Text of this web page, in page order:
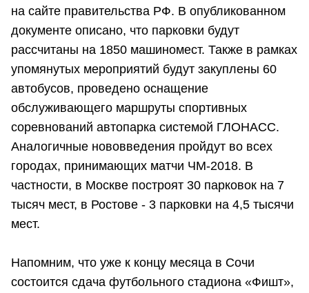
на сайте правительства РФ. В опубликованном
документе описано, что парковки будут
рассчитаны на 1850 машиномест. Также в рамках
упомянутых мероприятий будут закуплены 60
автобусов, проведено оснащение
обслуживающего маршруты спортивных
соревнований автопарка системой ГЛОНАСС.
Аналогичные нововведения пройдут во всех
городах, принимающих матчи ЧМ-2018. В
частности, в Москве построят 30 парковок на 7
тысяч мест, в Ростове - 3 парковки на 4,5 тысячи
мест.
Напомним, что уже к концу месяца в Сочи
состоится сдача футбольного стадиона «Фишт»,